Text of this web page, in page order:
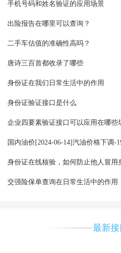
手机号码和姓名验证的应用场景
出险报告在哪里可以查询？
二手车估值的准确性高吗？
唐诗三百首都收录了哪些
身份证在我们日常生活中的作用
身份证验证接口是什么
企业四要素验证接口可以应用在哪些
身份证在线核验，如何防止他人冒用
交强险保单查询在日常生活中的作用
最新接